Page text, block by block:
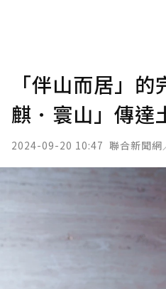
「伴山而居」
麒．寰山」傳達
2024-09-20 10:47 聯合新聞網